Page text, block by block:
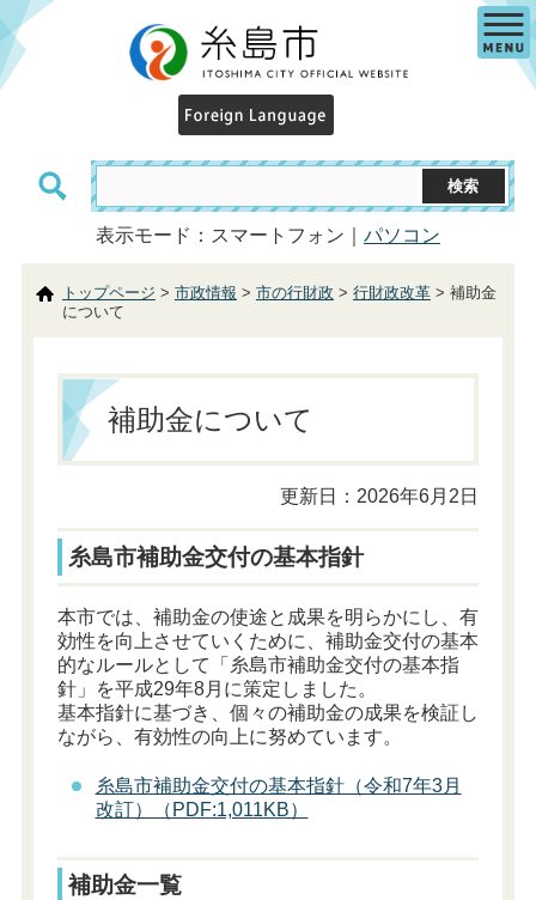
表示モード：スマートフォン｜ パソコン
トップページ > 市政情報 > 市の行財政 > 行財政改革> 補助金
について
補助金について
更新日：2026年6月2日
糸島市補助金交付の基本指針
本市では、補助金の使途と成果を明らかにし、有
効性を向上させていくために、補助金交付の基本
的なルールとして「糸島市補助金交付の基本指
針」を平成29年8月に策定しました。
基本指針に基づき、個々の補助金の成果を検証し
ながら、有効性の向上に努めています。
糸島市補助金交付の基本指針（令和7年3月
改訂）（PDF:1,011KB）
補助金一覧